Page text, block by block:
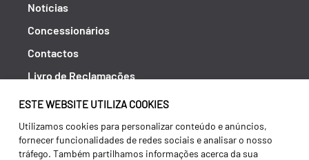
ESTE WEBSITE UTILIZA COOKIES
Utilizamos cookies para personalizar conteúdo e anúncios,
fornecer funcionalidades de redes sociais e analisar o nosso
tráfego. Também partilhamos informações acerca da sua
Notícias
Concessionários
Contactos
Livro de Reclamações
Política de Privacidade
Canal de Denúncias (RGPC)
Termos e condições